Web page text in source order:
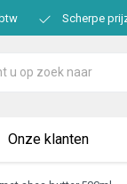
Scherpe
Onze klanten